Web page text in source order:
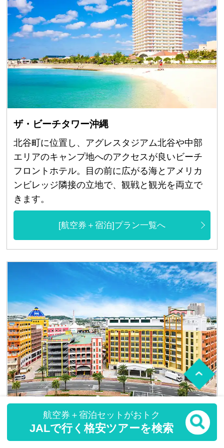
航空券＋宿泊セットがおトク
JALで行く格安ツアーを検索
ザ・ビーチタワー沖縄
北谷町に位置し、アグレスタジアム北谷や中部
エリアのキャンプ地へのアクセスが良いビーチ
フロントホテル。目の前に広がる海とアメリカ
ンビレッジ隣接の立地で、観戦と観光を両立で
きます。
[航空券＋宿泊]プラン一覧へ
レクー沖縄北谷スパ&リゾート